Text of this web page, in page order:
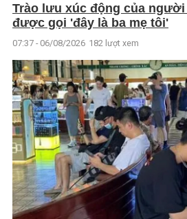
Trào lưu xúc động của
được gọi 'đây là ba mẹ tôi'
07:37 - 06/08/2026 182 lượt xem